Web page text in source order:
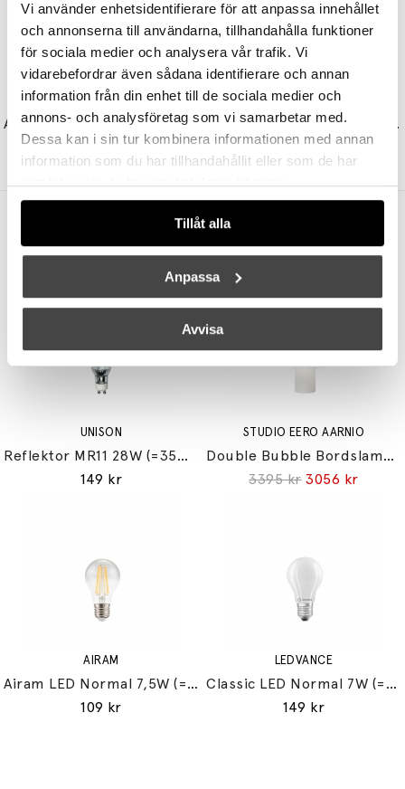
Vi använder enhetsidentifierare för att anpassa innehållet
och annonserna till användarna, tillhandahålla funktioner
för sociala medier och analysera vår trafik. Vi
vidarebefordrar även sådana identifierare och annan
information från din enhet till de sociala medier och
annons- och analysföretag som vi samarbetar med.
Dessa kan i sin tur kombinera informationen med annan
information som du har tillhandahållit eller som de har
samlat in när du har använt deras tjänster.
Tillåt alla
Anpassa
Avvisa
NORMANN COPENHAGEN
Amp Pendel Small Matt/White
1570 kr 1256 kr
NORMANN COPENHAGEN
Phantom Bordslampa White
5000 kr 4000 kr
Andra köpte även
UNISON
Reflektor MR11 28W (=35W) GU10
149 kr
STUDIO EERO AARNIO
Double Bubble Bordslampa Small
3395 kr 3056 kr
AIRAM
Airam LED Normal 7,5W (=60W) E27
109 kr
LEDVANCE
Classic LED Normal 7W (=60W) E27
149 kr